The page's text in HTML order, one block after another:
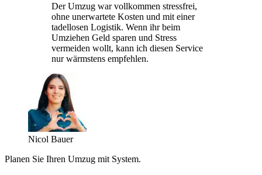
Der Umzug war vollkommen stressfrei,
ohne unerwartete Kosten und mit einer
tadellosen Logistik. Wenn ihr beim
Umziehen Geld sparen und Stress
vermeiden wollt, kann ich diesen Service
nur wärmstens empfehlen.
Nicol Bauer
Planen Sie Ihren Umzug mit System.